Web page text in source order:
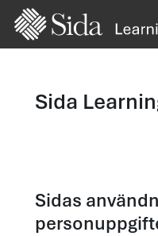
Gå direkt till huvudinnehåll
Sida
Sidas